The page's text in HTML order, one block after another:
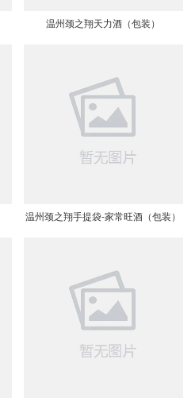
温州颈之翔天力酒（包装）
温州颈之翔手提袋-家常旺酒（包装）